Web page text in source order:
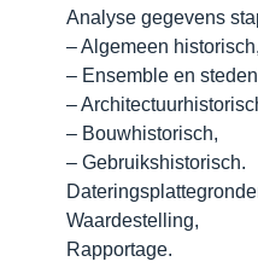
Analyse gegevens
– Algemeen historisch,
– Ensemble en
–
– Bouwhistorisch,
– Gebruikshistorisch.
Waardestelling,
Rapportage.